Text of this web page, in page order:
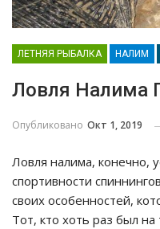
ЛЕТНЯЯ РЫБАЛКА НАЛИМ
Ловля Налима
Опубликовано Окт 1, 2019
Ловля налима, конечно,
спортивности
своих особенностей,
Тот, кто хоть раз был